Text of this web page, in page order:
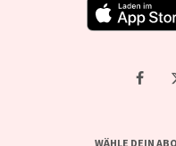
WÄHLE DEIN ABO